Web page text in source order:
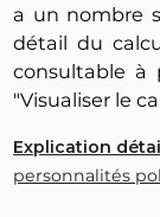
a un nombre
détail du
consultable à
"Visualiser le
Explication
personnalités